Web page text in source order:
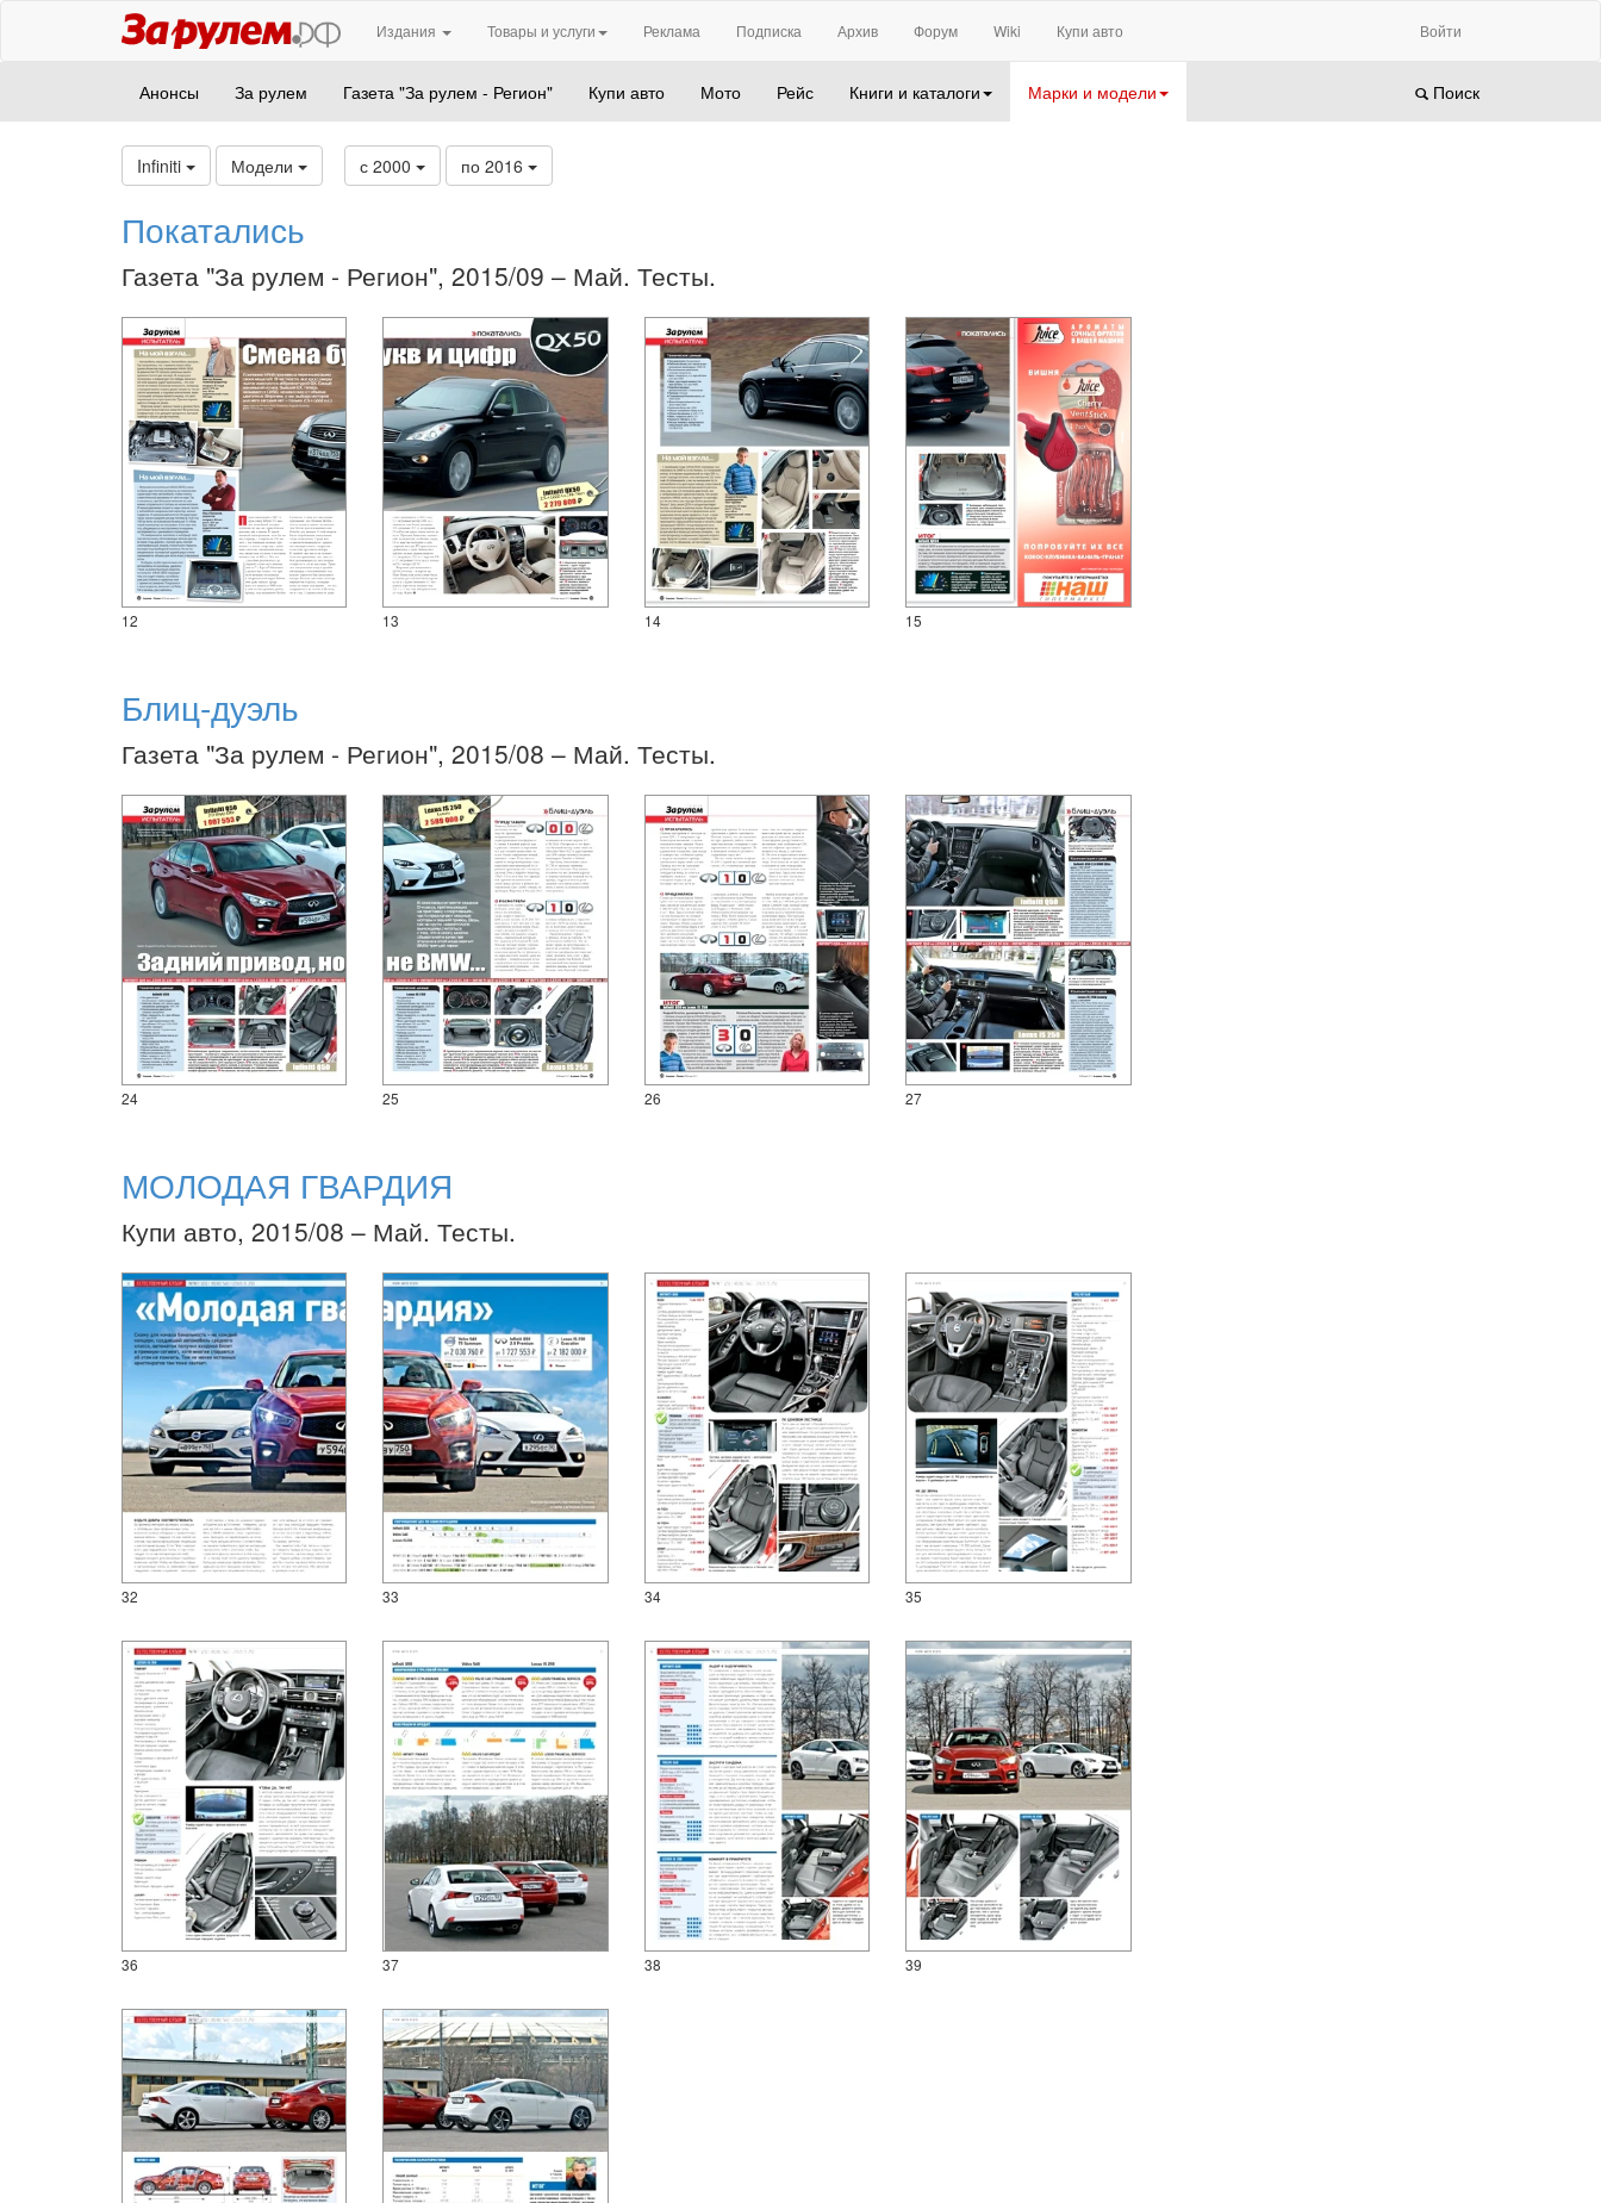
Издания Товары и услуги Реклама Подписка Архив Форум Wiki Купи авто Войти
Анонсы За рулем Газета "За рулем - Регион" Купи авто Мото Рейс Книги и каталоги Марки и модели Поиск
Infiniti Модели с 2000 по 2016
Покатались
Газета "За рулем - Регион", 2015/09 – Май. Тесты.
12 13 14 15
Блиц-дуэль
Газета "За рулем - Регион", 2015/08 – Май. Тесты.
24 25 26 27
МОЛОДАЯ ГВАРДИЯ
Купи авто, 2015/08 – Май. Тесты.
32 33 34 35
36 37 38 39